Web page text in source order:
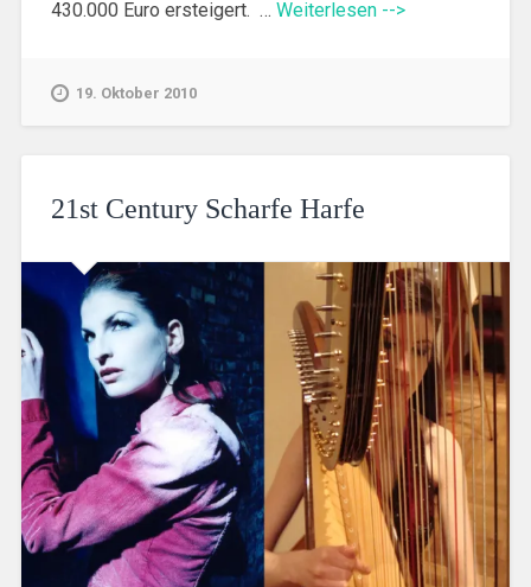
430.000 Euro ersteigert. … Weiterlesen -->
19. Oktober 2010
21st Century Scharfe Harfe